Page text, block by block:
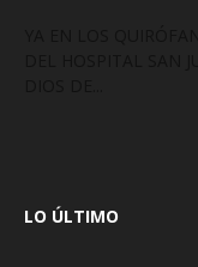
LO ÚLTIMO